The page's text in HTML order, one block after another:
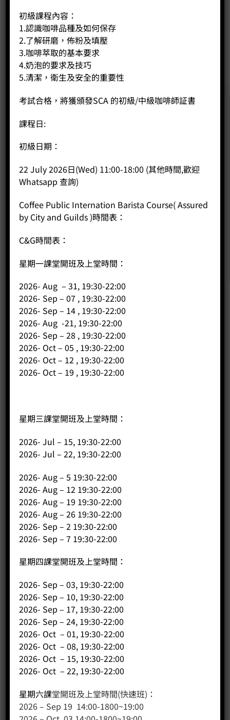
-
BUY NOW
公司
主頁
關於我們
導師簡介
客戶服務
友站連結
產品分類
咖啡課程
咖啡種類
咖啡器具
咖啡器具品牌
初級課程內容：
1.認識咖啡品種及如何保存
2.了解研磨，佈粉及填壓
3.咖啡萃取的基本要求
4.奶泡的要求及技巧
5.清潔，衛生及安全的重要性
考試合格，將獲頒發SCA 的初級/中級咖啡師証書
課程日:
初級日期：
22 July 2026日(Wed) 11:00-18:00 (其他時間,歡迎
Whatsapp 查詢)
Coffee Public Internation Barista Course( Assured
by City and Guilds )時間表：
C&G時間表：
星期一課堂開班及上堂時間：
2026- Aug – 31, 19:30-22:00
2026- Sep – 07 , 19:30-22:00
2026- Sep – 14 , 19:30-22:00
2026- Aug -21, 19:30-22:00
2026- Sep – 28 , 19:30-22:00
2026- Oct – 05 , 19:30-22:00
2026- Oct – 12 , 19:30-22:00
2026- Oct – 19 , 19:30-22:00
星期三課堂開班及上堂時間：
2026- Jul – 15, 19:30-22:00
2026- Jul – 22, 19:30-22:00
2026- Aug – 5 19:30-22:00
2026- Aug – 12 19:30-22:00
2026- Aug – 19 19:30-22:00
2026- Aug – 26 19:30-22:00
2026- Sep – 2 19:30-22:00
2026- Sep – 7 19:30-22:00
星期四課堂開班及上堂時間：
2026- Sep – 03, 19:30-22:00
2026- Sep – 10, 19:30-22:00
2026- Sep – 17, 19:30-22:00
2026- Sep – 24, 19:30-22:00
2026- Oct – 01, 19:30-22:00
2026- Oct – 08, 19:30-22:00
2026- Oct – 15, 19:30-22:00
2026- Oct – 22, 19:30-22:00
星期六課堂開班及上堂時間(快速班)：
2026 – Sep 19 14:00-1800~19:00